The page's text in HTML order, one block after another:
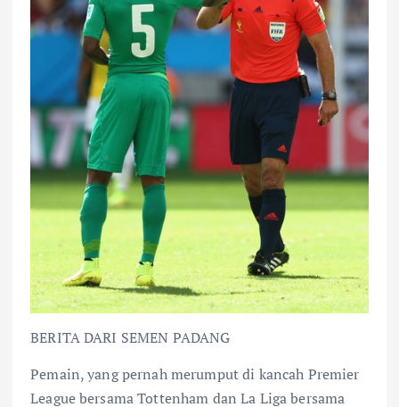
BERITA DARI SEMEN PADANG
Pemain, yang pernah merumput di kancah Premier
League bersama Tottenham dan La Liga bersama